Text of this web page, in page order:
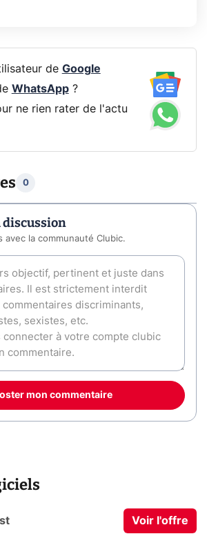
de Google
WhatsApp?
ne rien rater de l'actu
0
discussion
avec la communauté Clubic.
mon commentaire
Voir l'offre